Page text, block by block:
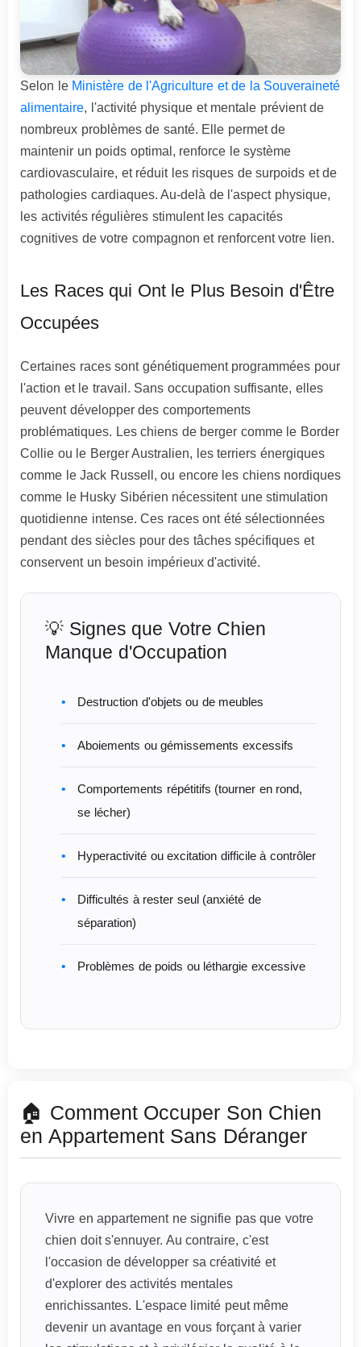
Selon le Ministère de l'Agriculture et de la Souveraineté
alimentaire, l'activité physique et mentale prévient de
nombreux problèmes de santé. Elle permet de
maintenir un poids optimal, renforce le système
cardiovasculaire, et réduit les risques de surpoids et de
pathologies cardiaques. Au-delà de l'aspect physique,
les activités régulières stimulent les capacités
cognitives de votre compagnon et renforcent votre lien.
Les Races qui Ont le Plus Besoin d'Être
Occupées
Certaines races sont génétiquement programmées pour
l'action et le travail. Sans occupation suffisante, elles
peuvent développer des comportements
problématiques. Les chiens de berger comme le Border
Collie ou le Berger Australien, les terriers énergiques
comme le Jack Russell, ou encore les chiens nordiques
comme le Husky Sibérien nécessitent une stimulation
quotidienne intense. Ces races ont été sélectionnées
pendant des siècles pour des tâches spécifiques et
conservent un besoin impérieux d'activité.
💡 Signes que Votre Chien
Manque d'Occupation
Destruction d'objets ou de meubles
Aboiements ou gémissements excessifs
Comportements répétitifs (tourner en rond,
se lécher)
Hyperactivité ou excitation difficile à contrôler
Difficultés à rester seul (anxiété de
séparation)
Problèmes de poids ou léthargie excessive
🏠 Comment Occuper Son Chien
en Appartement Sans Déranger
Vivre en appartement ne signifie pas que votre
chien doit s'ennuyer. Au contraire, c'est
l'occasion de développer sa créativité et
d'explorer des activités mentales
enrichissantes. L'espace limité peut même
devenir un avantage en vous forçant à varier